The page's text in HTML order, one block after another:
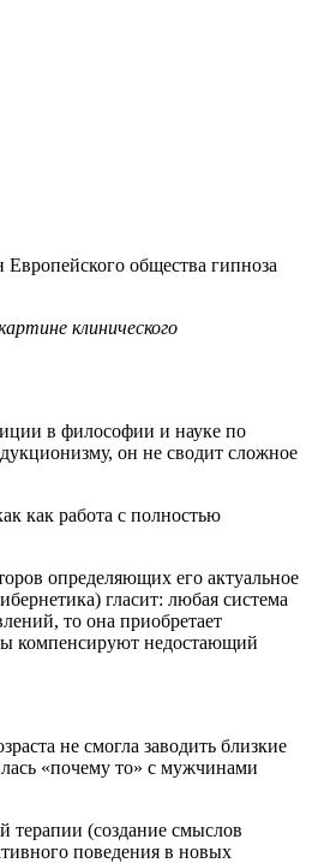
общества гипноза
клинического
в философии и науке по
он не сводит сложное
как работа с полностью
определяющих его актуальное
гласит: любая система
то она приобретает
компенсируют недостающий
не смогла заводить близкие
«почему то» с мужчинами
терапии (создание смыслов
поведения в новых